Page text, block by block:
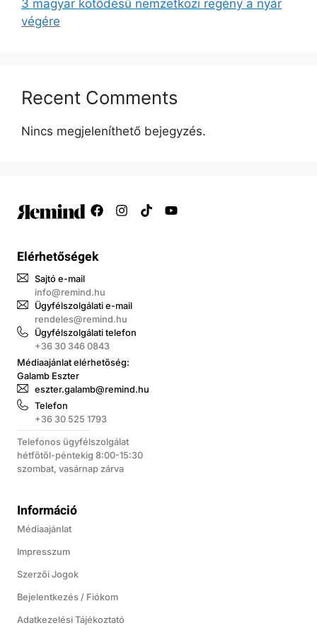
3 magyar kötődésű nemzetközi regény a nyár
végére
Recent Comments
Nincs megjeleníthető bejegyzés.
Elérhetőségek
Sajtó e-mail
info@remind.hu
Ügyfélszolgálati e-mail
rendeles@remind.hu
Ügyfélszolgálati telefon
+36 30 346 0843
Médiaajánlat elérhetőség:
Galamb Eszter
eszter.galamb@remind.hu
Telefon
+36 30 525 1793
Telefonos ügyfélszolgálat
hétfőtől-péntekig 8:00-15:30
szombat, vasárnap zárva
Információ
Médiaajánlat
Impresszum
Szerzői Jogok
Bejelentkezés / Fiókom
Adatkezelési Tájékoztató